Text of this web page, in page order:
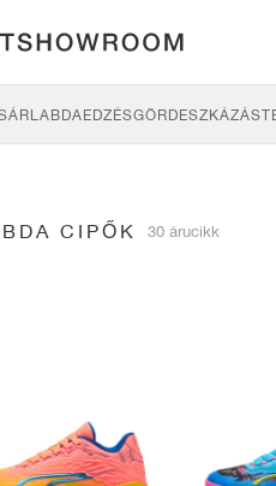
EDZÉSGÖRDESZKÁZÁS
CIPŐK 30 árucikk